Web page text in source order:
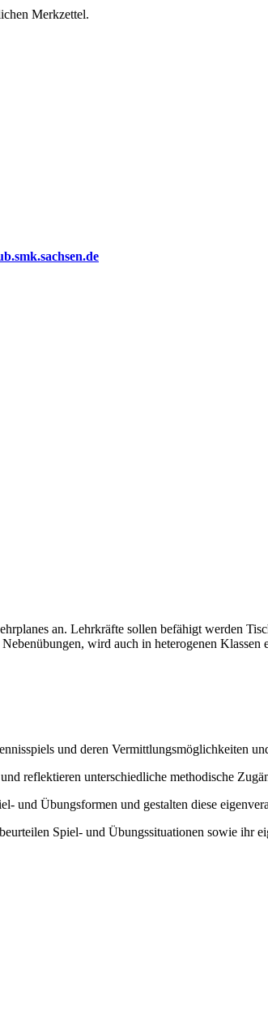
Merkzettel.
an. Lehrkräfte sollen befähigt werden
wird auch in heterogenen Klassen
und deren Vermittlungsmöglichkeiten
reflektieren unterschiedliche methodische
und Übungsformen und gestalten diese
Spiel- und Übungssituationen sowie ihr